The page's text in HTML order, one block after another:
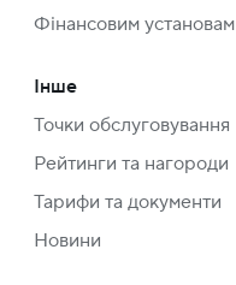
Фінансовим установам
Інше
Точки обслуговування
Рейтинги та нагороди
Тарифи та документи
Новини